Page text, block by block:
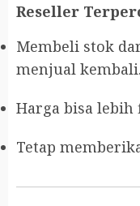
Reseller
Membeli stok
menjual kembali.
Harga bisa lebih
Tetap